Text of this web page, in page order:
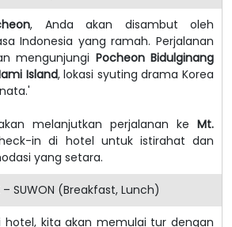
, Anda akan disambut oleh
Indonesia yang ramah. Perjalanan
mengunjungi Pocheon Bidulginang
Island, lokasi syuting drama Korea
melanjutkan perjalanan ke Mt.
in di hotel untuk istirahat dan
yang setara.
– SUWON (Breakfast, Lunch)
hotel, kita akan memulai tur dengan